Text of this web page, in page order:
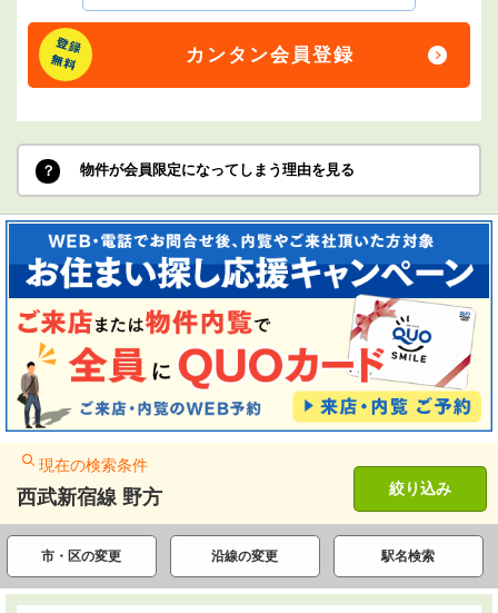
カンタン会員登録
物件が会員限定になってしまう理由を見る
現在の検索条件
西武新宿線 野方 絞り込み
市・区の変更 沿線の変更 駅名検索